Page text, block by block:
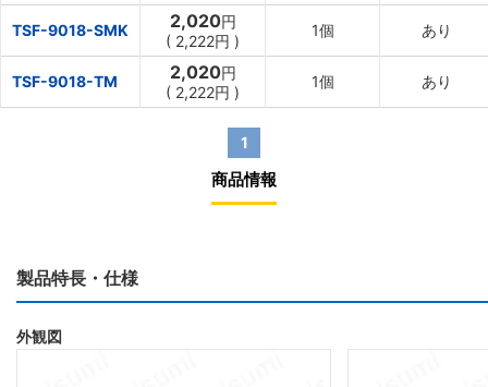
TSF-9018-SMK 2,020円
( 2,222円 )
1個 あり
TSF-9018-TM 2,020円
( 2,222円 )
1個 あり
1
商品情報
製品特長・仕様
外観図